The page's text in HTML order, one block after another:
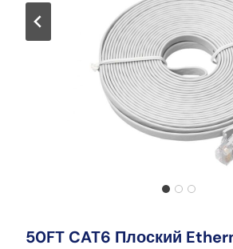
50FT CAT6 Плоский